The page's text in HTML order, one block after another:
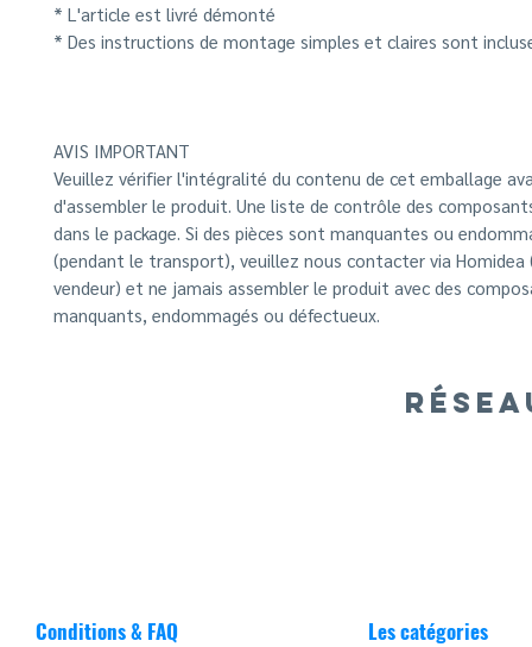
* L'article est livré démonté
* Des instructions de montage simples et claires sont
AVIS IMPORTANT
Veuillez vérifier l'intégralité du contenu de cet emballage
d'assembler le produit. Une liste de contrôle des
dans le package. Si des pièces sont manquantes ou
(pendant le transport), veuillez nous contacter via
vendeur) et ne jamais assembler le produit avec des
manquants, endommagés ou défectueux.
Conditions & FAQ Les catégories